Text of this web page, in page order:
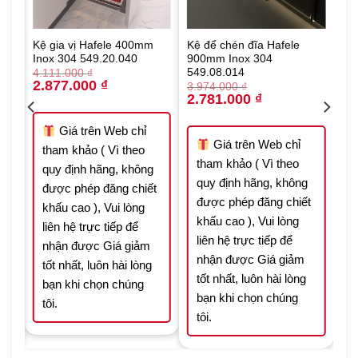
Kệ gia vị Hafele 400mm
Inox 304 549.20.040
4.111.000₫
Original
price
was:
4.111.000 ₫.
2.877.000 ₫Current
2.877.000 ₫.
Giá trên Web chỉ
tham khảo ( Vì theo
quy định hãng, không
được phép đăng chiết
khấu cao ), Vui lòng
liên hệ trực tiếp để
nhận được Giá giảm
tốt nhất, luôn hài lòng
bạn khi chọn chúng
tôi.
Kệ để chén đĩa Hafele
900mm Inox 304
549.08.014
3.974.000₫
Original
price
3.974.000 ₫.
2.781.000 ₫Current
2.781.000 ₫.
Giá trên Web chỉ
tham khảo ( Vì theo
quy định hãng, không
được phép đăng chiết
khấu cao ), Vui lòng
liên hệ trực tiếp để
nhận được Giá giảm
tốt nhất, luôn hài lòng
bạn khi chọn chúng
tôi.